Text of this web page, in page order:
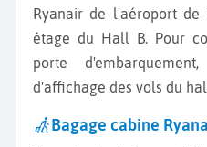
Ryanair de l'aéroport
étage du Hall B. Pour
porte
d'affichage des vols du
Bagage cabine